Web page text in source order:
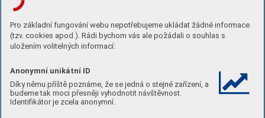
Pro základní fungování webu nepotřebujeme ukládat žádné informace
(tzv. cookies apod.). Rádi bychom vás ale požádali o souhlas s
uložením volitelných informací:
Anonymní unikátní ID
Díky němu příště poznáme, že se jedná o stejné zařízení, a
budeme tak moci přesněji vyhodnotit návštěvnost.
Identifikátor je zcela anonymní.
Číst